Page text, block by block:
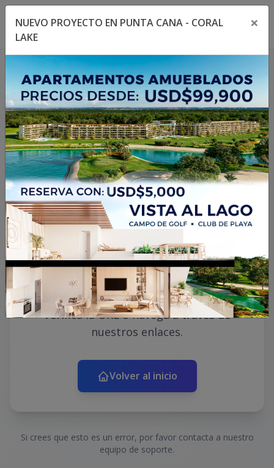
Toggle navigation menu
404
¡Página no encontrada!
Lo sentimos, la página que estás
buscando no existe o ha sido movida.
Verifica la URL o navega a través de
nuestros enlaces.
Volver al inicio
Si crees que esto es un error, por favor contacta a nuestro
equipo de soporte.
NUEVO PROYECTO EN PUNTA CANA - CORAL
LAKE
×